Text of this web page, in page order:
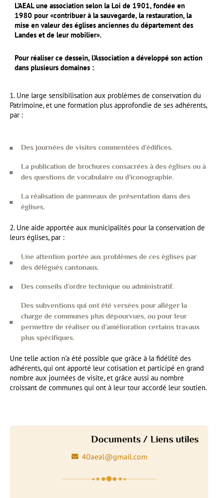
L’AEAL une association selon la Loi de 1901, fondée en
1980 pour «contribuer à la sauvegarde, la restauration, la
mise en valeur des églises anciennes du département des
Landes et de leur mobilier».
Pour réaliser ce dessein, l’Association a développé son action
dans plusieurs domaines :
1. Une large sensibilisation aux problèmes de conservation du
Patrimoine, et une formation plus approfondie de ses adhérents,
par :
Des journées de visites commentées d’édifices.
La publication de brochures consacrées à des églises ou à
des questions de vocabulaire ou d’iconographie.
La réalisation de panneaux de présentation dans des
églises.
2. Une aide apportée aux municipalités pour la conservation de
leurs églises, par :
Une attention portée aux problèmes de ces églises par
des délégués cantonaux.
Des conseils d’ordre technique ou administratif.
Des subventions qui ont été versées pour alléger la
charge de communes plus dépourvues, ou pour leur
permettre de réaliser ou d’amélioration certains travaux
plus spécifiques.
Une telle action n’a été possible que grâce à la fidélité des
adhérents, qui ont apporté leur cotisation et participé en grand
nombre aux journées de visite, et grâce aussi au nombre
croissant de communes qui ont à leur tour accordé leur soutien.
Documents / Liens utiles
40aeal@gmail.com